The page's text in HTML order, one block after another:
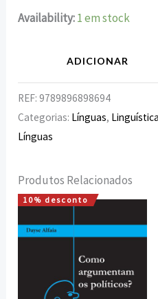
Availability:1 em stock
ADICIONAR
REF:9789896898694
Categorias: Línguas, Linguística
Línguas
Produtos Relacionados
10% desconto
O
original
15,00 €.
O
13,50 €.